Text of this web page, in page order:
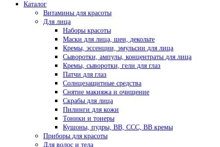
Каталог
Витамины для красоты
Для лица
Наборы красоты
Маски для лица, шеи, декольте
Кремы, эссенции, эмульсии для лица
Сыворотки, ампулы, концентраты для лица
Кремы, сыворотки, гели для глаз
Патчи для глаз
Солнцезащитные средства
Снятие макияжа и очищение
Скрабы для лица
Пилинги для кожи
Тоники и тонеры
Кушоны, пудры, ВВ, ССС, ВВ кремы
Приборы для красоты
Для волос и тела